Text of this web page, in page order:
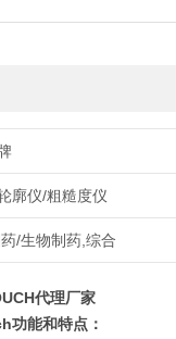
廓仪/粗糙度仪
/生物制药,综合
代理厂家
功能和特点：